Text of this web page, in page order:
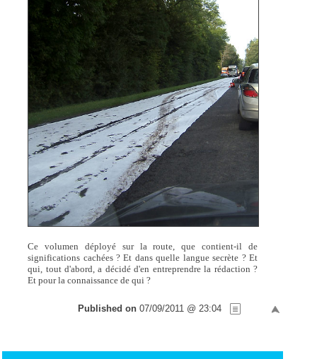
Ce volumen déployé sur la route, que contient-il de
significations cachées ? Et dans quelle langue secrète ? Et
qui, tout d'abord, a décidé d'en entreprendre la rédaction ?
Et pour la connaissance de qui ?
Published on 07/09/2011 @ 23:04